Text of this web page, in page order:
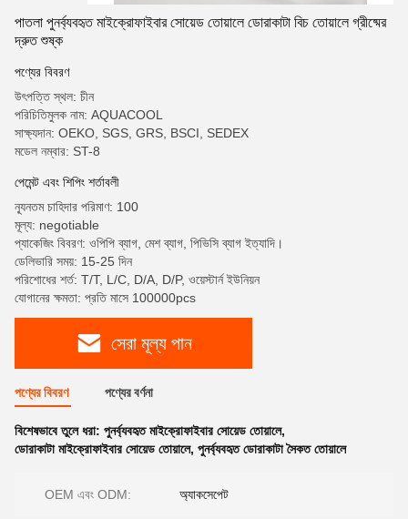
পাতলা পুনর্ব্যবহৃত মাইক্রোফাইবার সোয়েড তোয়ালে ডোরাকাটা বিচ তোয়ালে গ্রীষ্মের
দ্রুত শুষ্ক
পণ্যের বিবরণ
উৎপত্তি স্থল: চীন
পরিচিতিমুলক নাম: AQUACOOL
সাক্ষ্যদান: OEKO, SGS, GRS, BSCI, SEDEX
মডেল নম্বার: ST-8
পেমেন্ট এবং শিপিং শর্তাবলী
ন্যূনতম চাহিদার পরিমাণ: 100
মূল্য: negotiable
প্যাকেজিং বিবরণ: ওপিপি ব্যাগ, মেশ ব্যাগ, পিভিসি ব্যাগ ইত্যাদি।
ডেলিভারি সময়: 15-25 দিন
পরিশোধের শর্ত: T/T, L/C, D/A, D/P, ওয়েস্টার্ন ইউনিয়ন
যোগানের ক্ষমতা: প্রতি মাসে 100000pcs
সেরা মূল্য পান
পণ্যের বিবরণ পণ্যের বর্ণনা
বিশেষভাবে তুলে ধরা: পুনর্ব্যবহৃত মাইক্রোফাইবার সোয়েড তোয়ালে,
ডোরাকাটা মাইক্রোফাইবার সোয়েড তোয়ালে, পুনর্ব্যবহৃত ডোরাকাটা সৈকত তোয়ালে
OEM এবং ODM: অ্যাকসেপেট